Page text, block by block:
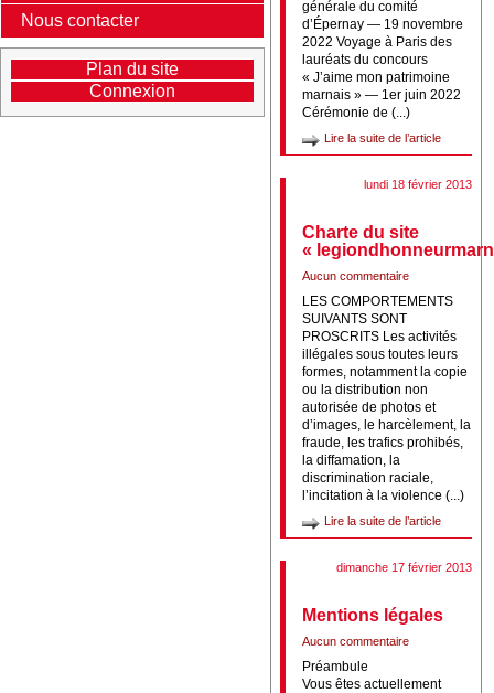
Nous contacter
Plan du site
Connexion
générale du comité
d’Épernay — 19 novembre
2022 Voyage à Paris des
lauréats du concours
« J’aime mon patrimoine
marnais » — 1er juin 2022
Cérémonie de (...)
Lire la suite de l’article
lundi 18 février 2013
Charte du site
«
Aucun commentaire
LES COMPORTEMENTS
SUIVANTS SONT
PROSCRITS Les activités
illégales sous toutes leurs
formes, notamment la copie
ou la distribution non
autorisée de photos et
d’images, le harcèlement, la
fraude, les trafics prohibés,
la diffamation, la
discrimination raciale,
l’incitation à la violence (...)
Lire la suite de l’article
dimanche 17 février 2013
Mentions légales
Aucun commentaire
Préambule
Vous êtes actuellement